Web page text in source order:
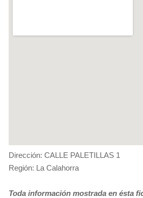
Dirección: CALLE PALETILLAS 1
Región: La Calahorra
Toda información mostrada en ésta